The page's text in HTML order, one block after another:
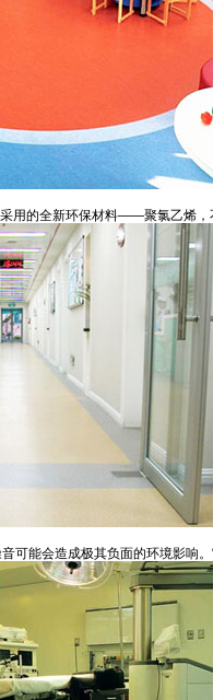
用的全新环保材料——聚氯乙烯，
可能会造成极其负面的环境影响